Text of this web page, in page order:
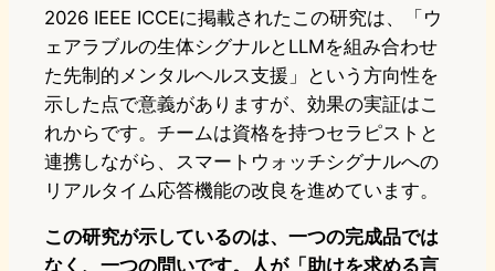
2026 IEEE ICCEに掲載されたこの研究は、「ウ
ェアラブルの生体シグナルとLLMを組み合わせ
た先制的メンタルヘルス支援」という方向性を
示した点で意義がありますが、効果の実証はこ
れからです。チームは資格を持つセラピストと
連携しながら、スマートウォッチシグナルへの
リアルタイム応答機能の改良を進めています。
この研究が示しているのは、一つの完成品では
なく、一つの問いです。人が「助けを求める言